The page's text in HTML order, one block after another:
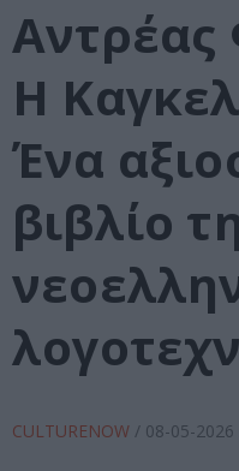
Αντρέας
H
Ένα
βιβλίο
CULTURENOW / 08-05-2026